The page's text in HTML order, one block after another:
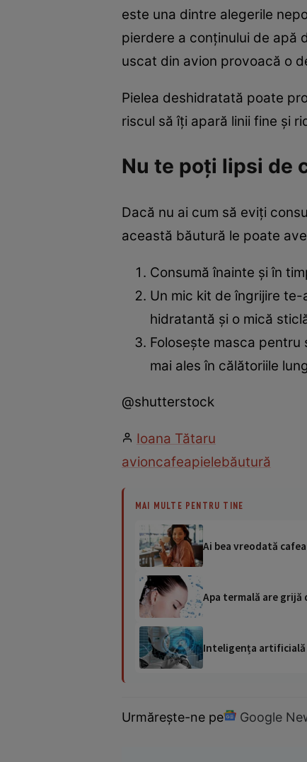
este una dintre alegerile
pierdere a conținului de apă
uscat din avion provoacă o
Pielea deshidratată poate
riscul să îți apară linii fine și
Nu te poți lipsi de
Dacă nu ai cum să eviți
această băutură le poate
Consumă înainte și în
Un mic kit de îngrijire
hidratantă și o mică
Folosește masca
mai ales în călătoriile
@shutterstock
Ioana Tătaru
avioncafeapielebăutură
MAI MULTE PENTRU TINE
Ai bea vreodată
Apa termală are grijă
Inteligența artificială
Urmărește-ne pe Google